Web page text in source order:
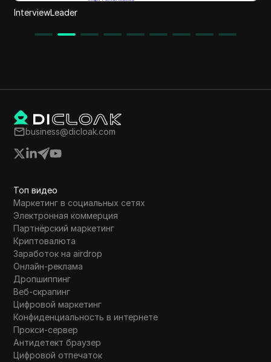
VUBO
business@dicloak.com
Топ видео
Маркетинг в социальных сетях
Электронная коммерция
Партнёрский маркетинг
Криптовалюта
Заработок на airdrop
Онлайн-реклама
Дропшиппинг
Веб-скрапинг
Цифровой маркетинг
Конфиденциальность в интернете
Прокси-сервер
Антидетект браузер
Цифровой отпечаток